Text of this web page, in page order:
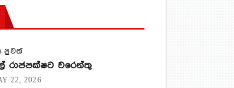
පුවත්
රාජපක්ෂට වරෙන්තු
22, 2026